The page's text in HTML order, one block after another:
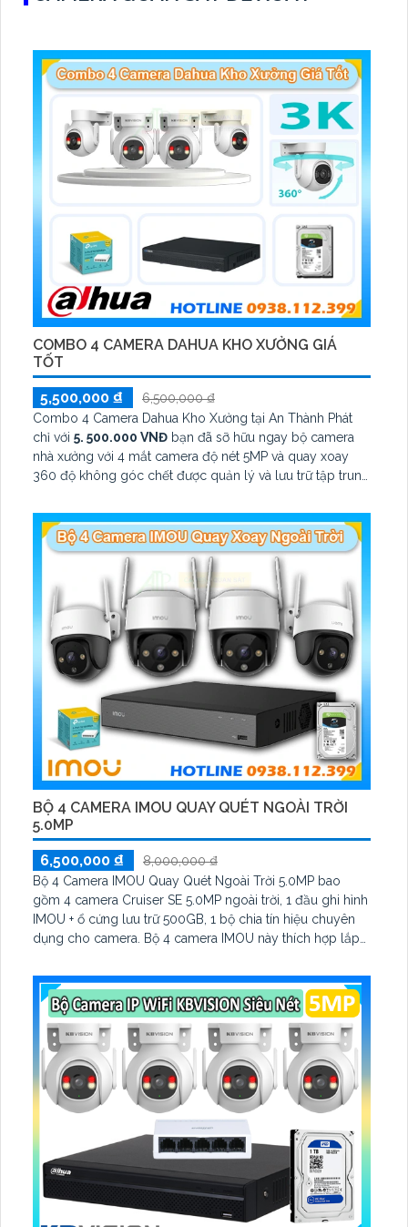
COMBO 4 CAMERA DAHUA KHO XƯỞNG GIÁ
TỐT
5,500,000 ₫
6,500,000 ₫
Combo 4 Camera Dahua Kho Xưởng tại An Thành Phát
chỉ với 5. 500.000 VNĐ bạn đã sỡ hữu ngay bộ camera
nhà xưởng với 4 mắt camera độ nét 5MP và quay xoay
360 độ không góc chết được quản lý và lưu trữ tập trung
BỘ 4 CAMERA IMOU QUAY QUÉT NGOÀI TRỜI
5.0MP
6,500,000 ₫
8,000,000 ₫
Bộ 4 Camera IMOU Quay Quét Ngoài Trời 5.0MP bao
gồm 4 camera Cruiser SE 5.0MP ngoài trời, 1 đầu ghi hình
IMOU + ổ cứng lưu trữ 500GB, 1 bộ chia tín hiệu chuyên
dụng cho camera. Bộ 4 camera IMOU này thích hợp lắp
giám sát ngoài trời